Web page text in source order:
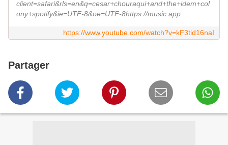
client=safari&rls=en&q=cesar+chouraqui+and+the+idem+col
ony+spotify&ie=UTF-8&oe=UTF-8https://music.app...
https://www.youtube.com/watch?v=kF3tid16naI
Partager